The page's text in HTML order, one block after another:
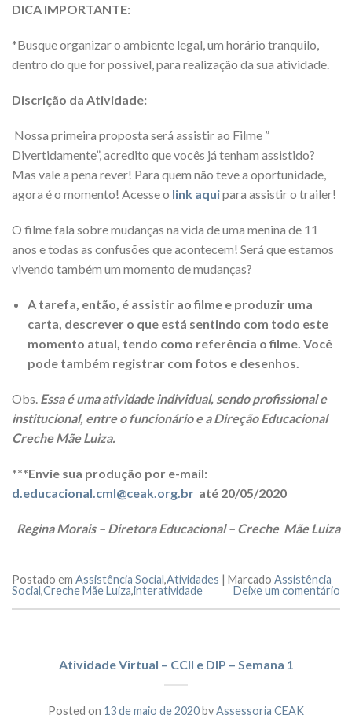
DICA IMPORTANTE:
*Busque organizar o ambiente legal, um horário tranquilo,
dentro do que for possível, para realização da sua atividade.
Discrição da Atividade:
Nossa primeira proposta será assistir ao Filme ”
Divertidamente”, acredito que vocês já tenham assistido?
Mas vale a pena rever! Para quem não teve a oportunidade,
agora é o momento! Acesse o link aquipara assistir o trailer!
O filme fala sobre mudanças na vida de uma menina de 11
anos e todas as confusões que acontecem! Será que estamos
vivendo também um momento de mudanças?
A tarefa, então, é assistir ao filme e produzir uma
carta, descrever o que está sentindo com todo este
momento atual, tendo como referência o filme. Você
pode também registrar com fotos e desenhos.
Obs. Essa é uma atividade individual, sendo profissional e
institucional, entre o funcionário e a Direção Educacional
Creche Mãe Luiza.
***Envie sua produção por e-mail:
d.educacional.cml@ceak.org.br até 20/05/2020
Regina Morais – Diretora Educacional – Creche Mãe Luiza
Postado em Assistência Social,Atividades | Marcado Assistência
Social,Creche Mãe Luiza,interatividade Deixe um comentário
Atividade Virtual – CCII e DIP – Semana 1
Posted on 13 de maio de 2020byAssessoria CEAK